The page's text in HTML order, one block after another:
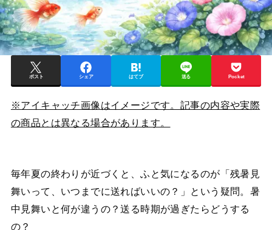
ポスト シェア はてブ 送る Pocket
※アイキャッチ画像はイメージです。記事の内容や実際
の商品とは異なる場合があります。
毎年夏の終わりが近づくと、ふと気になるのが「残暑見
舞いって、いつまでに送ればいいの？」という疑問。暑
中見舞いと何が違うの？送る時期が過ぎたらどうする
の？